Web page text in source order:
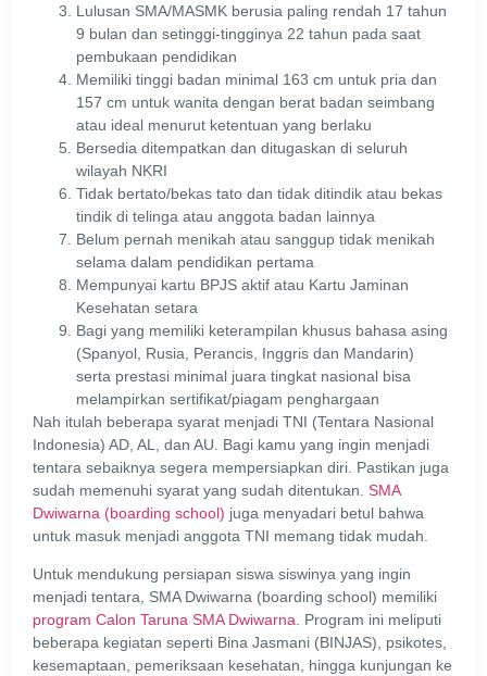
Lulusan SMA/MASMK berusia paling rendah 17 tahun
9 bulan dan setinggi-tingginya 22 tahun pada saat
pembukaan pendidikan
Memiliki tinggi badan minimal 163 cm untuk pria dan
157 cm untuk wanita dengan berat badan seimbang
atau ideal menurut ketentuan yang berlaku
Bersedia ditempatkan dan ditugaskan di seluruh
wilayah NKRI
Tidak bertato/bekas tato dan tidak ditindik atau bekas
tindik di telinga atau anggota badan lainnya
Belum pernah menikah atau sanggup tidak menikah
selama dalam pendidikan pertama
Mempunyai kartu BPJS aktif atau Kartu Jaminan
Kesehatan setara
Bagi yang memiliki keterampilan khusus bahasa asing
(Spanyol, Rusia, Perancis, Inggris dan Mandarin)
serta prestasi minimal juara tingkat nasional bisa
melampirkan sertifikat/piagam penghargaan
Nah itulah beberapa syarat menjadi TNI (Tentara Nasional
Indonesia) AD, AL, dan AU. Bagi kamu yang ingin menjadi
tentara sebaiknya segera mempersiapkan diri. Pastikan juga
sudah memenuhi syarat yang sudah ditentukan. SMA
Dwiwarna (boarding school) juga menyadari betul bahwa
untuk masuk menjadi anggota TNI memang tidak mudah.
Untuk mendukung persiapan siswa siswinya yang ingin
menjadi tentara, SMA Dwiwarna (boarding school) memiliki
program Calon Taruna SMA Dwiwarna . Program ini meliputi
beberapa kegiatan seperti Bina Jasmani (BINJAS), psikotes,
kesemaptaan, pemeriksaan kesehatan, hingga kunjungan ke